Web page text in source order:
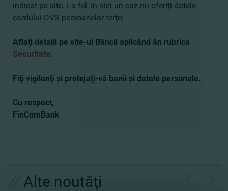
indicat pe site. La fel, în nici un caz nu oferiţi datele
cardului DVS persoanelor terţe!
Aflaţi detalii pe site-ul Băncii aplicând ân rubrica
Securitate.
Fiţi vigilenţi şi protejaţi-vă banii şi datele personale.
Cu respect,
FinComBank
Alte noutăţi